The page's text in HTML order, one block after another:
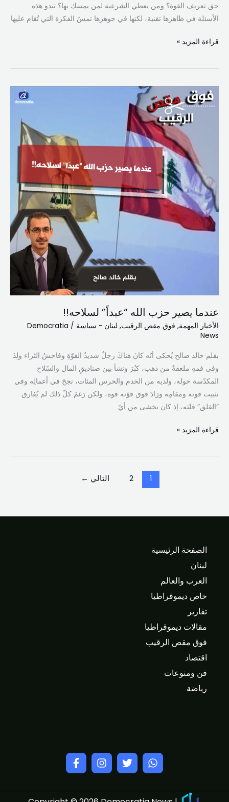
حق تعريف القوة؟ ومن يعطي الشرعية لمن يمسك بها؟ تبدو هذه
الأسئلة في ظاهرها تقنية، لكنها في جوهرها تمسّ الفكرة التي تُقام عليها
قراءة المزيد »
عندما يصير حزب الله “عبداً” لسلاحه!!
الأخبار المهمة, فوق مقص الرقيب, لبنان - سياسة /
Democratia
News
بقلم خالد صالح يُحكى أنّه كانَ هناكَ رجلٌ شديدُ القوّةِ وفاحشُ الثراء ولِدَ
وفي فمهِ ملعقةٌ من ذهب، كبُرَ ونشأ بين صناديقِ المال والسّلاح
المكدّسة حوله، ولديه من الخدم والحرس المئات، نجحَ في أعمالِه وفي
تثبيت قوته ومقامِه وزادَ فوق قوّته قوة، ولكن رَغمَ كلّ ذلك لم يُفارق
“القلق” قلبَه، إذ كان يخشى من أيّ
عندما
يصير
لسلاحه!!
قراءة المزيد »
1
2 التالي ←
الصفحة الرئيسية
لبنان
العرب والعالم
خاص ديموقراطيا
تقارير
مقالات ديموقراطيا
فوق مقص الرقيب
اقتصاد
فن ومنوعات
رياضة